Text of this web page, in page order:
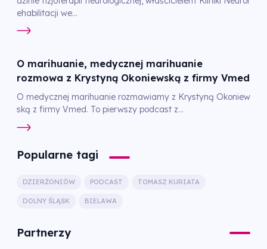
ehabilitacji we...
O marihuanie, medycznej marihuanie
rozmowa z Krystyną Okoniewską z firmy Vmed
O medycznej marihuanie rozmawiamy z Krystyną Okoniew
ską z firmy Vmed. To pierwszy podcast z...
Popularne tagi
DZIERŻONIÓW PODCAST TOMASZ KURIATA
DOLNY ŚLĄSK BIELAWA
Partnerzy